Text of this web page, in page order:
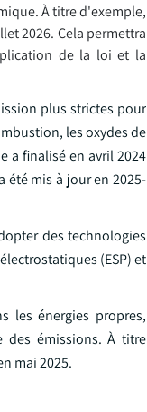
À titre d'exemple,
2026. Cela permettra
de la loi et la
plus strictes pour
les oxydes de
a finalisé en avril 2024
été mis à jour en 2025-
des technologies
(ESP) et
les énergies propres,
des émissions. À titre
mai 2025.